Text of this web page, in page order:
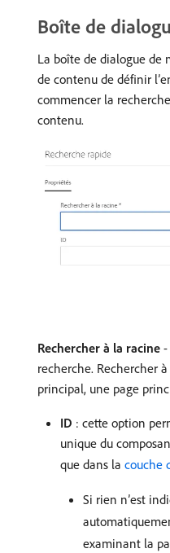
Boîte de
La boîte de dialogue de
de contenu de définir
commencer la
contenu.
Rechercher à la racine -
recherche. Rechercher
principal, une page
ID : cette option
unique du
que dans la couche
Si rien n’est
examinant la